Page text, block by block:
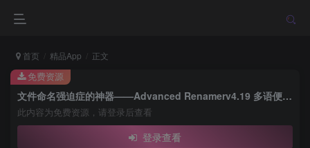
首页 精品App 正文
文件命名强迫症的神器——Advanced Renamerv4.19 多语便携版
此内容为免费资源，请登录后查看
登录查看
免费资源